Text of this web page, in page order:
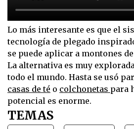
Lo más interesante es que el
tecnología de plegado
se puede aplicar a montones
La alternativa es muy
todo el mundo. Hasta se usó
casas de té o colchonetas para
potencial es enorme.
TEMAS